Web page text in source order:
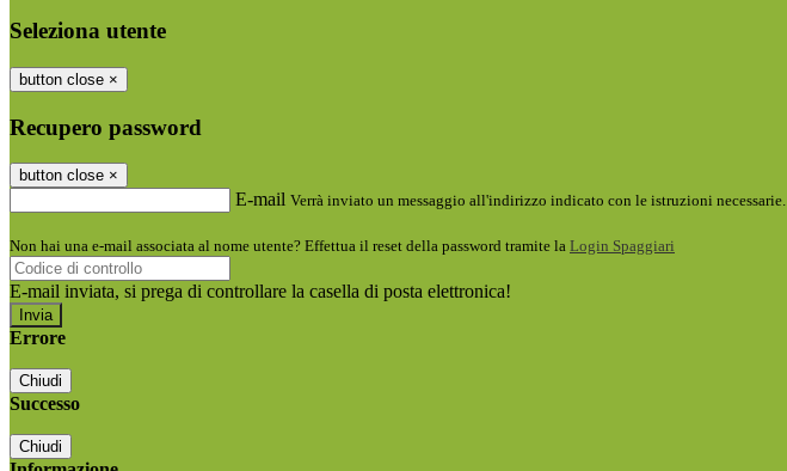
Seleziona utente
button close ×
Recupero password
button close ×
E-mail Verrà inviato un messaggio all'indirizzo indicato con le istruzioni necessarie.
Non hai una e-mail associata al nome utente? Effettua il reset della password tramite la Login Spaggiari
E-mail inviata, si prega di controllare la casella di posta elettronica!
Errore
Chiudi
Successo
Chiudi